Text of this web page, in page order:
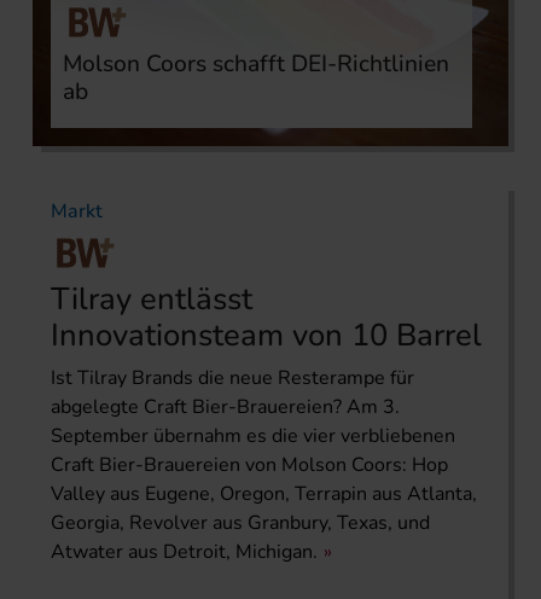
Molson Coors schafft DEI-Richtlinien
ab
Markt
Tilray entlässt
Innovationsteam von 10 Barrel
Ist Tilray Brands die neue Resterampe für
abgelegte Craft Bier-Brauereien? Am 3.
September übernahm es die vier verbliebenen
Craft Bier-Brauereien von Molson Coors: Hop
Valley aus Eugene, Oregon, Terrapin aus Atlanta,
Georgia, Revolver aus Granbury, Texas, und
Atwater aus Detroit, Michigan.